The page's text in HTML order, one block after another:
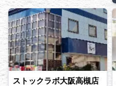
ストックラボ大阪高槻店